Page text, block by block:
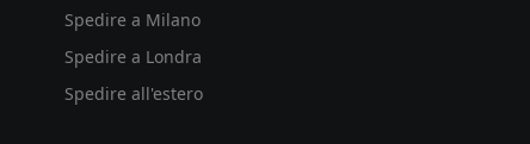
Spedire a Milano
Spedire a Londra
Spedire all'estero